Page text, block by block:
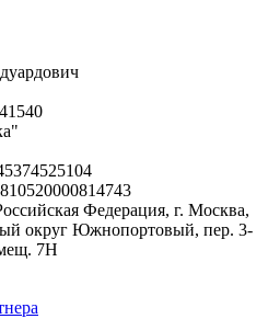
Федерация, г. Москва,
округ Южнопортовый, пер. 3-
7Н